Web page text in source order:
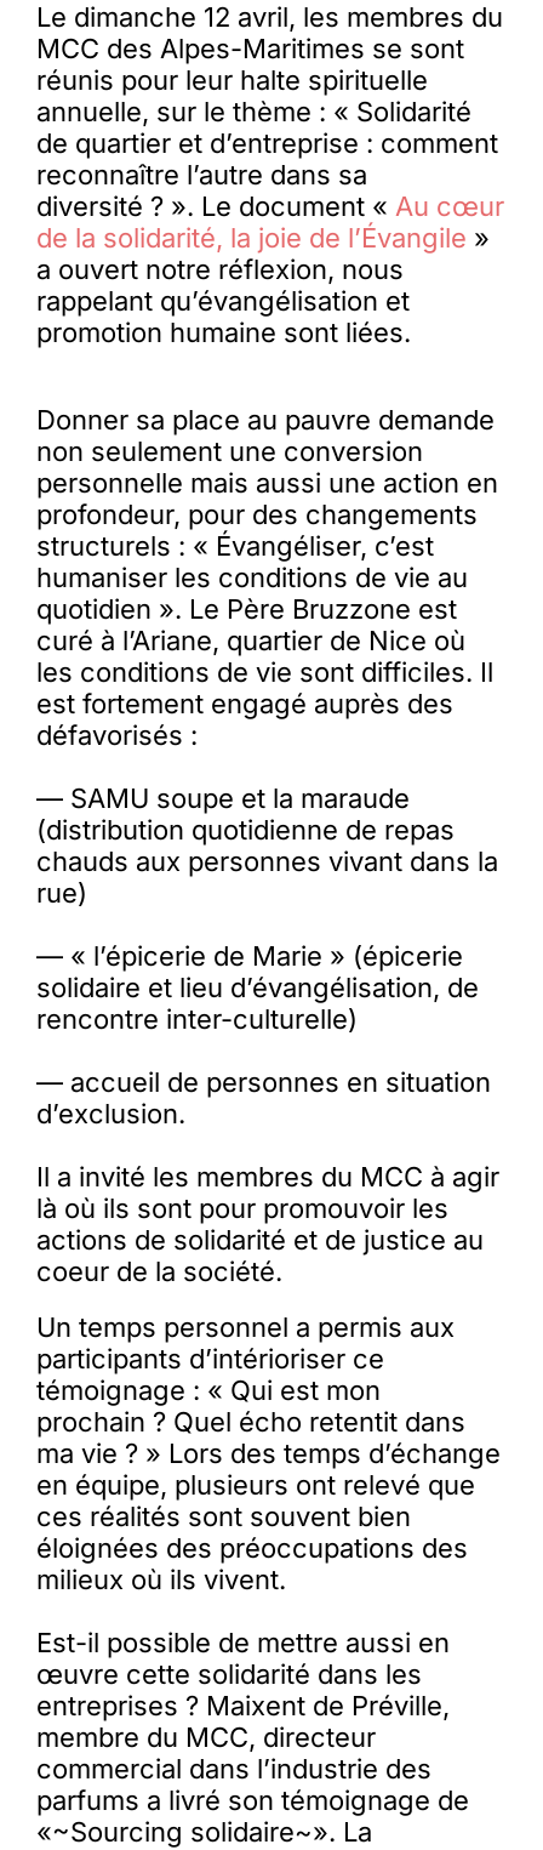
Le dimanche 12 avril, les membres du
MCC des Alpes-Maritimes se sont
réunis pour leur halte spirituelle
annuelle, sur le thème : « Solidarité
de quartier et d’entreprise : comment
reconnaître l’autre dans sa
diversité ? ». Le document « Au cœur
de la solidarité, la joie de l’Évangile »
a ouvert notre réflexion, nous
rappelant qu’évangélisation et
promotion humaine sont liées.
Donner sa place au pauvre demande
non seulement une conversion
personnelle mais aussi une action en
profondeur, pour des changements
structurels : « Évangéliser, c’est
humaniser les conditions de vie au
quotidien ». Le Père Bruzzone est
curé à l’Ariane, quartier de Nice où
les conditions de vie sont difficiles. Il
est fortement engagé auprès des
défavorisés :
— SAMU soupe et la maraude
(distribution quotidienne de repas
chauds aux personnes vivant dans la
rue)
— « l’épicerie de Marie » (épicerie
solidaire et lieu d’évangélisation, de
rencontre inter-culturelle)
— accueil de personnes en situation
d’exclusion.
Il a invité les membres du MCC à agir
là où ils sont pour promouvoir les
actions de solidarité et de justice au
coeur de la société.
Un temps personnel a permis aux
participants d’intérioriser ce
témoignage : « Qui est mon
prochain ? Quel écho retentit dans
ma vie ? » Lors des temps d’échange
en équipe, plusieurs ont relevé que
ces réalités sont souvent bien
éloignées des préoccupations des
milieux où ils vivent.
Est-il possible de mettre aussi en
œuvre cette solidarité dans les
entreprises ? Maixent de Préville,
membre du MCC, directeur
commercial dans l’industrie des
parfums a livré son témoignage de
«~Sourcing solidaire~». La